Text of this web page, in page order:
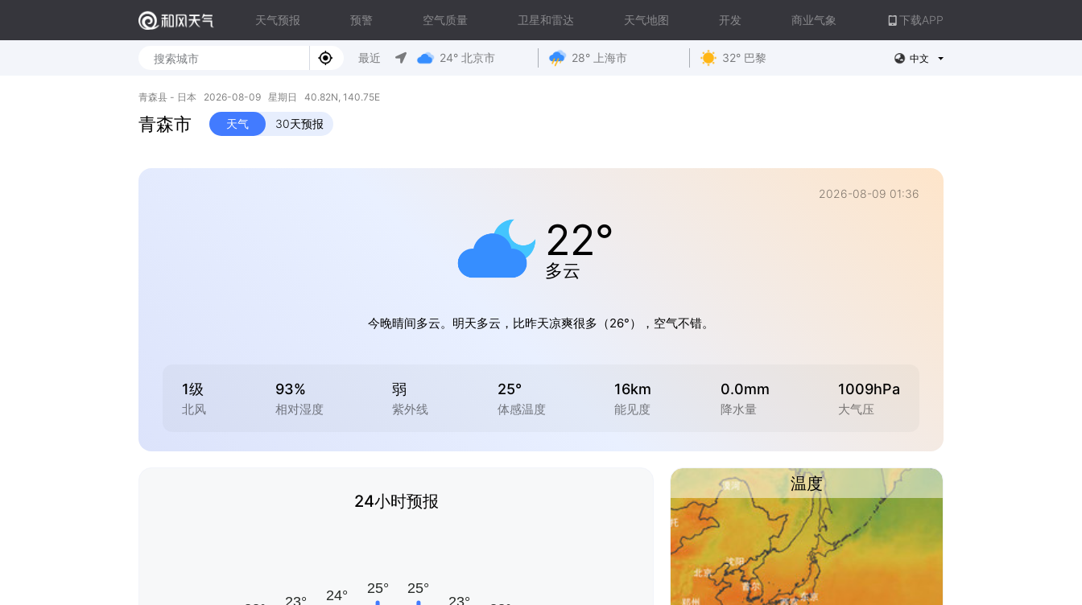
天气预报 预警 空气质量 卫星和雷达 天气地图 开发 商业气象 下载APP
最近 24° 北京市 28° 上海市 32° 巴黎 中文
青森县 - 日本 2026-08-09 星期日 40.82N, 140.75E
青森市 天气 30天预报
2026-08-09 01:36
22°
多云
今晚晴间多云。明天多云，比昨天凉爽很多（26°），空气不错。
1级
北风
93%
相对湿度
弱
紫外线
25°
体感温度
16km
能见度
0.0mm
降水量
1009hPa
大气压
24小时预报
温度